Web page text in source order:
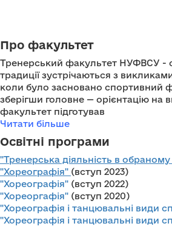
Про факультет
Тренерський факультет НУФВСУ -
традиції зустрічаються з
коли було засновано спортивний
зберігши головне — орієнтацію на
факультет підготував
Читати більше
Освітні програми
"Тренерська діяльність в
"Хореографія" (вступ 2023)
"Хореографія" (вступ 2022)
"Хореоргафія" (вступ 2020)
"Хореографія і танцювальні види
"Хореографія і танцювальні види